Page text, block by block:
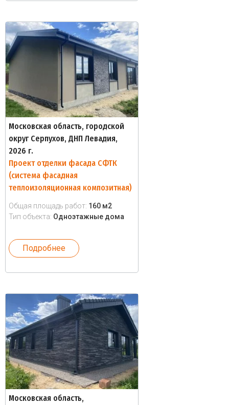
Московская область, городской
округ Серпухов, ДНП Левадия,
2026 г.
Проект отделки фасада СФТК
(система фасадная
теплоизоляционная композитная)
Общая площадь работ: 160 м2
Тип объекта: Одноэтажные дома
Подробнее
Московская область,